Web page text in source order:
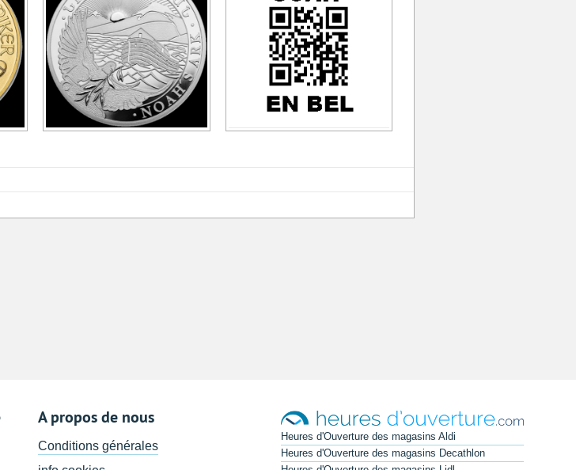
A propos de nous
Conditions générales
Heures d'Ouverture des magasins Aldi
Heures d'Ouverture des magasins Decathlon